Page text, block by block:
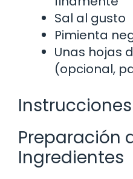
Sal al gusto
Pimienta
Unas hojas
(opcional,
Preparación
Ingredientes